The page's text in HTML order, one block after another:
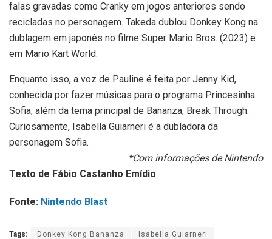
falas gravadas como Cranky em jogos anteriores sendo
recicladas no personagem. Takeda dublou Donkey Kong na
dublagem em japonês no filme Super Mario Bros. (2023) e
em Mario Kart World.
Enquanto isso, a voz de Pauline é feita por Jenny Kid,
conhecida por fazer músicas para o programa Princesinha
Sofia, além da tema principal de Bananza, Break Through.
Curiosamente, Isabella Guiarneri é a dubladora da
personagem Sofia.
*Com informações de Nintendo
Texto de Fábio Castanho Emídio
Fonte: Nintendo Blast
Tags: Donkey Kong Bananza Isabella Guiarneri